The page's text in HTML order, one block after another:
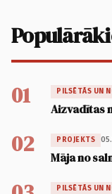
01 PILSĒTĀS UN
Aizvadītas
02 PROJEKTS
Māja no
PILSĒTĀS UN